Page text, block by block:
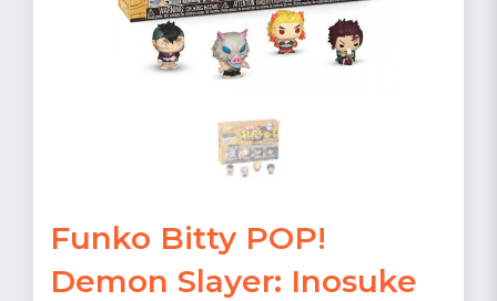
Funko Bitty POP!
Demon Slayer: Inosuke